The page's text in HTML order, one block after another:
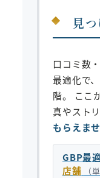
見
口コミ数
最適化で
階。 ここ
真やスト
もらえま
GBP最
店舗
（